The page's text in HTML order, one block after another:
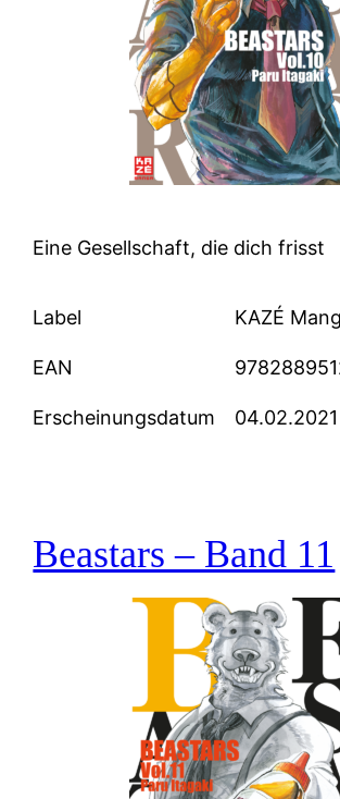
Eine Gesellschaft, die dich frisst
Label KAZÉ
EAN
Erscheinungsdatum 04.02.2021
Beastars – Band 11